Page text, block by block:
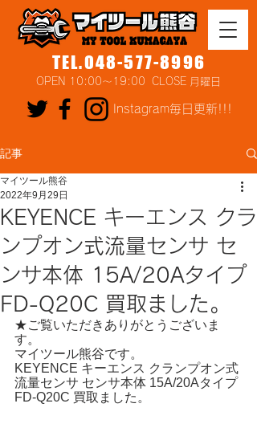
TEL.048-577-8996
OPEN 10:00～19:00 CLOSE 月曜日
Instagram毎日更新!!!
記事
KEYENCE キーエンス クラ
ンプオン式流量センサ セ
ンサ本体 15A/20Aタイプ
FD-Q20C 買取ました。
マイツール熊谷
2022年9月29日
★ご覧いただきありがとうございま
す。
マイツール熊谷です。
KEYENCE キーエンス クランプオン式
流量センサ センサ本体 15A/20Aタイプ
FD-Q20C 買取ました。